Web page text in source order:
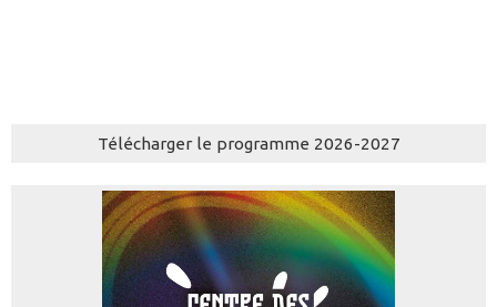
Télécharger le programme 2026-2027